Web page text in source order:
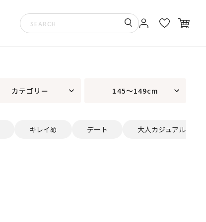
カテゴリー 145～149cm
キレイめ デート 大人カジュアル